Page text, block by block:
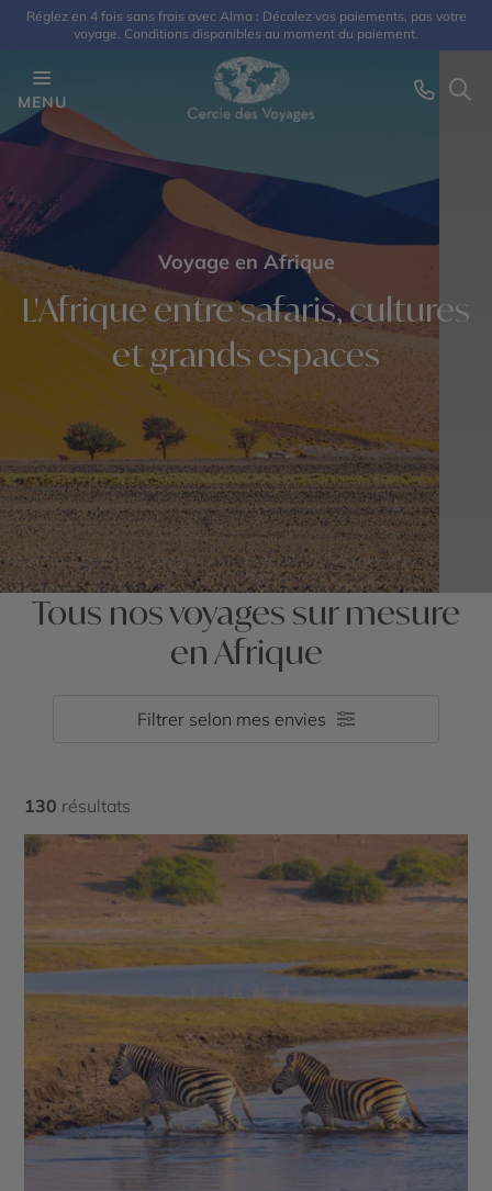
Réglez en 4 fois sans frais avec Alma : Décalez vos paiements, pas votre
voyage. Conditions disponibles au moment du paiement.
MENU
Voyage en Afrique
L'Afrique entre safaris, cultures
et grands espaces
Tous nos voyages sur mesure
en Afrique
Filtrer selon mes envies
130 résultats